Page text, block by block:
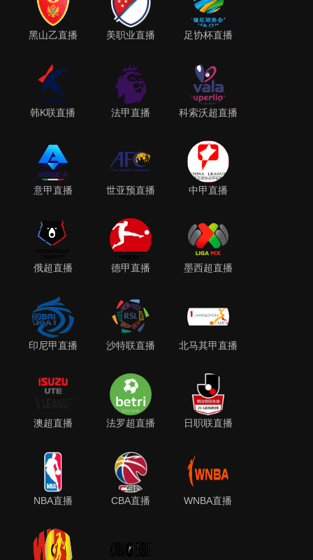
黑山乙直播 美职业直播 足协杯直播
韩K联直播 法甲直播 科索沃超直播
意甲直播 世亚预直播 中甲直播
俄超直播 德甲直播 墨西超直播
印尼甲直播 沙特联直播 北马其甲直播
澳超直播 法罗超直播 日职联直播
NBA直播 CBA直播 WNBA直播